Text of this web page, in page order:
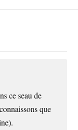
ce seau de
que